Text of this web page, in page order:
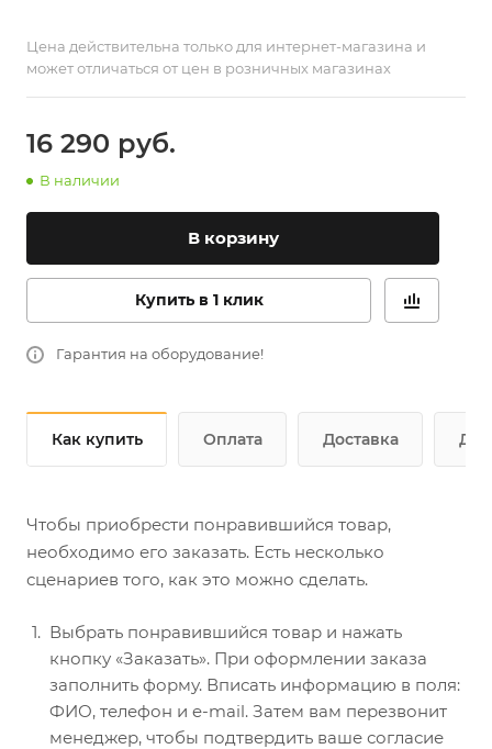
Цена действительна только для интернет-магазина и
может отличаться от цен в розничных магазинах
16 290 руб.
В наличии
В корзину
Купить в 1 клик
Гарантия на оборудование!
Как купить Оплата Доставка
Чтобы приобрести понравившийся товар,
необходимо его заказать. Есть несколько
сценариев того, как это можно сделать.
Выбрать понравившийся товар и нажать
кнопку «Заказать». При оформлении заказа
заполнить форму. Вписать информацию в поля:
ФИО, телефон и e-mail. Затем вам перезвонит
менеджер, чтобы подтвердить ваше согласие